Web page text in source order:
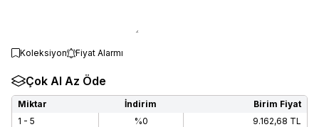
Koleksiyon Fiyat Alarmı
Çok Al Az Öde
Miktar İndirim
Birim Fiyat
1 - 5
%0 9.162,68 TL